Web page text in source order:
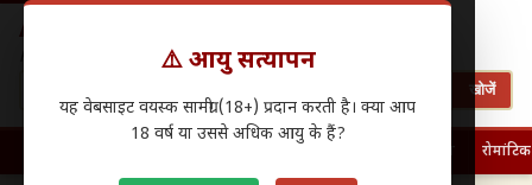
⚠️ आयु सत्यापन
यह वेबसाइट वयस्क सामग्री (18+) प्रदान करती है। क्या आप
18 वर्ष या उससे अधिक आयु के हैं?
Antarwasna.in
Hindi Sex Stories – हिंदी सेक्स कहानियाँ
खोजें
रोमांटिक